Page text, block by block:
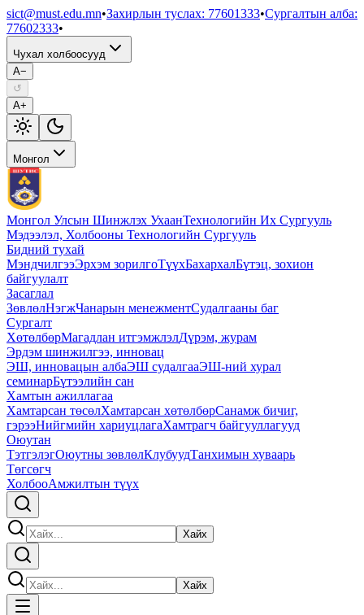
sict@must.edu.mn•Захирлын туслах: 77601333•Сургалтын алба:
77602333•
Чухал холбоосууд
A−
↺
A+
Монгол
Монгол Улсын Шинжлэх УхаанТехнологийн Их Сургууль
Мэдээлэл, Холбооны Технологийн Сургууль
Бидний тухай
МэндчилгээЭрхэм зорилгоТүүхБахархалБүтэц, зохион
байгуулалт
Засаглал
ЗөвлөлНэгжЧанарын менежментСудалгааны баг
Сургалт
ХөтөлбөрМагадлан итгэмжлэлДүрэм, журам
Эрдэм шинжилгээ, инновац
ЭШ, инновацын албаЭШ судалгааЭШ-ний хурал
семинарБүтээлийн сан
Хамтын ажиллагаа
Хамтарсан төсөлХамтарсан хөтөлбөрСанамж бичиг,
гэрээНийгмийн хариуцлагаХамтрагч байгууллагууд
Оюутан
ТэтгэлэгОюутны зөвлөлКлубуудТанхимын хуваарь
Төгсөгч
ХолбооАмжилтын түүх
Хайх
Хайх